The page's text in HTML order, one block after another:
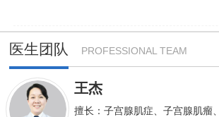
医生团队 PROFESSIONAL TEAM
王杰
擅长：子宫腺肌症、子宫腺肌瘤